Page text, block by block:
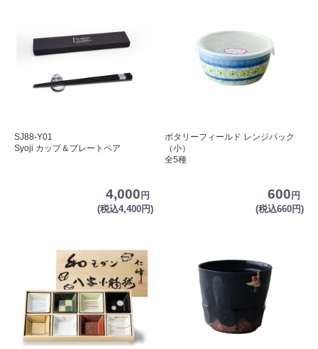
SJ88-Y01
Syoji カップ＆プレートペア
4,000円
(税込4,400円)
ポタリーフィールド レンジパック
（小）
全5種
600円
(税込660円)